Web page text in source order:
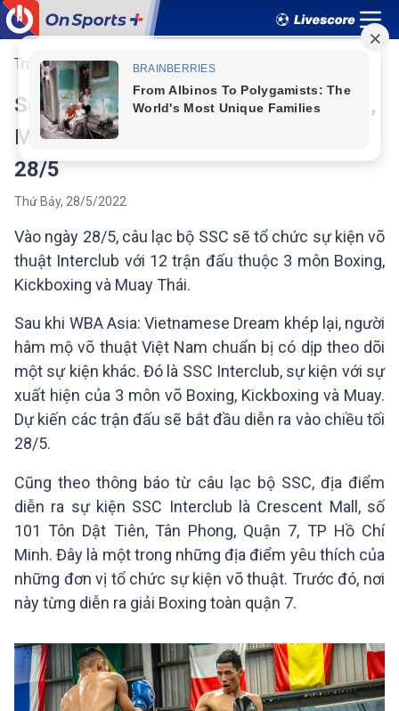
Trang chủ Thể thao Boxing
Sự kiện 3 môn võ Boxing, Kickboxing,
Muay Thái tổ chức ở TPHCM ngày
28/5
Thứ Bảy, 28/5/2022
Vào ngày 28/5, câu lạc bộ SSC sẽ tổ chức sự kiện võ
thuật Interclub với 12 trận đấu thuộc 3 môn Boxing,
Kickboxing và Muay Thái.
Sau khi WBA Asia: Vietnamese Dream khép lại, người
hâm mộ võ thuật Việt Nam chuẩn bị có dịp theo dõi
một sự kiện khác. Đó là SSC Interclub, sự kiện với sự
xuất hiện của 3 môn võ Boxing, Kickboxing và Muay.
Dự kiến các trận đấu sẽ bắt đầu diễn ra vào chiều tối
28/5.
Cũng theo thông báo từ câu lạc bộ SSC, địa điểm
diễn ra sự kiện SSC Interclub là Crescent Mall, số
101 Tôn Dật Tiên, Tân Phong, Quận 7, TP Hồ Chí
Minh. Đây là một trong những địa điểm yêu thích của
những đơn vị tổ chức sự kiện võ thuật. Trước đó, nơi
này từng diễn ra giải Boxing toàn quận 7.